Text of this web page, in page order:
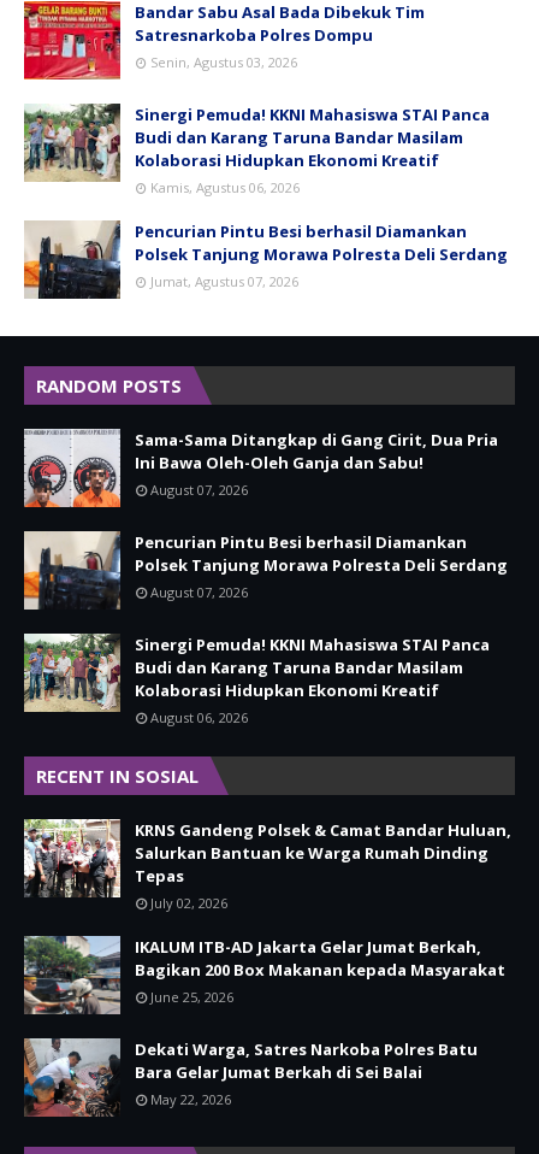
Bandar Sabu Asal Bada Dibekuk Tim
Satresnarkoba Polres Dompu
Senin, Agustus 03, 2026
Sinergi Pemuda! KKNI Mahasiswa STAI Panca
Budi dan Karang Taruna Bandar Masilam
Kolaborasi Hidupkan Ekonomi Kreatif
Kamis, Agustus 06, 2026
Pencurian Pintu Besi berhasil Diamankan
Polsek Tanjung Morawa Polresta Deli Serdang
Jumat, Agustus 07, 2026
RANDOM POSTS
Sama-Sama Ditangkap di Gang Cirit, Dua Pria
Ini Bawa Oleh-Oleh Ganja dan Sabu!
August 07, 2026
Pencurian Pintu Besi berhasil Diamankan
Polsek Tanjung Morawa Polresta Deli Serdang
August 07, 2026
Sinergi Pemuda! KKNI Mahasiswa STAI Panca
Budi dan Karang Taruna Bandar Masilam
Kolaborasi Hidupkan Ekonomi Kreatif
August 06, 2026
RECENT IN SOSIAL
KRNS Gandeng Polsek & Camat Bandar Huluan,
Salurkan Bantuan ke Warga Rumah Dinding
Tepas
July 02, 2026
IKALUM ITB-AD Jakarta Gelar Jumat Berkah,
Bagikan 200 Box Makanan kepada Masyarakat
June 25, 2026
Dekati Warga, Satres Narkoba Polres Batu
Bara Gelar Jumat Berkah di Sei Balai
May 22, 2026